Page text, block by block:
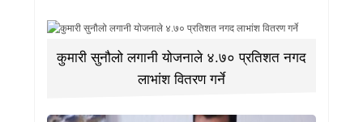
कुमारी सुनौलो लगानी योजनाले ४.७० प्रतिशत नगद
लाभांश वितरण गर्ने